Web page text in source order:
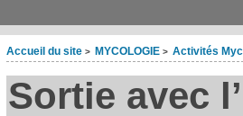
Accueil du site > MYCOLOGIE > Activités
Sortie avec